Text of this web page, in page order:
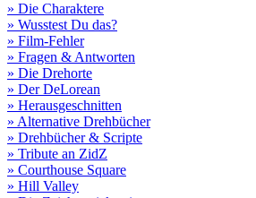
» Die Charaktere
» Wusstest Du das?
» Film-Fehler
» Fragen & Antworten
» Die Drehorte
» Der DeLorean
» Herausgeschnitten
» Alternative Drehbücher
» Drehbücher & Scripte
» Tribute an ZidZ
» Courthouse Square
» Hill Valley